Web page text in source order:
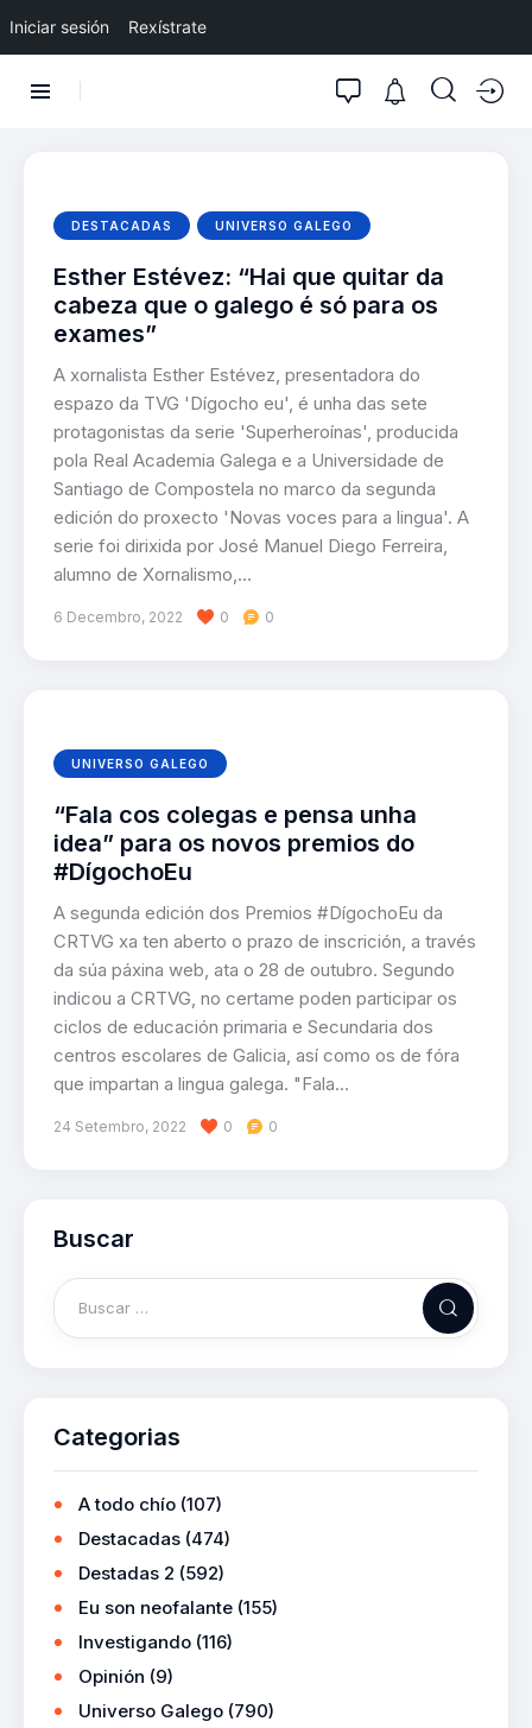
Iniciar sesión Rexístrate
DESTACADAS UNIVERSO GALEGO
Esther Estévez: “Hai que quitar da
cabeza que o galego é só para os
exames”
A xornalista Esther Estévez, presentadora do
espazo da TVG 'Dígocho eu', é unha das sete
protagonistas da serie 'Superheroínas', producida
pola Real Academia Galega e a Universidade de
Santiago de Compostela no marco da segunda
edición do proxecto 'Novas voces para a lingua'. A
serie foi dirixida por José Manuel Diego Ferreira,
alumno de Xornalismo,…
6 Decembro, 2022 0 0
UNIVERSO GALEGO
“Fala cos colegas e pensa unha
idea” para os novos premios do
#DígochoEu
A segunda edición dos Premios #DígochoEu da
CRTVG xa ten aberto o prazo de inscrición, a través
da súa páxina web, ata o 28 de outubro. Segundo
indicou a CRTVG, no certame poden participar os
ciclos de educación primaria e Secundaria dos
centros escolares de Galicia, así como os de fóra
que impartan a lingua galega. "Fala…
24 Setembro, 2022 0 0
Buscar
Categorias
A todo chío (107)
Destacadas (474)
Destadas 2 (592)
Eu son neofalante (155)
Investigando (116)
Opinión (9)
Universo Galego (790)